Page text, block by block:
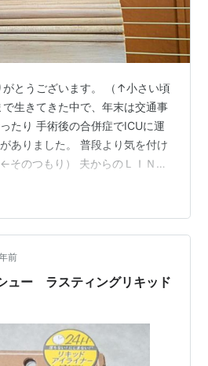
がとうございます。 （↑小さい頃
生きてきた中で、年末は交通事
たり 手術後の合併症でICUに運
ありました。 普段より気を付け
そのつもり） 夫からのＬＩＮＥ
勤決定です。」 え
ーかー。引っ越しかぁ。 どうい
まだわかりません。 石巻。今い
っぱり寒いのかなぁ？ 魚がおい
荷物をまとめよう。 住む場所はこ
を使っ…
前
ュー ラスティングリキッド